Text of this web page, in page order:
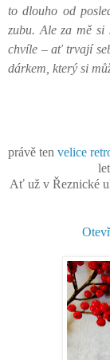
to dlouho od
zubu. Ale za mě si
chvíle – ať trvají
dárkem, který si
právě ten velice
Ať už v Řeznické